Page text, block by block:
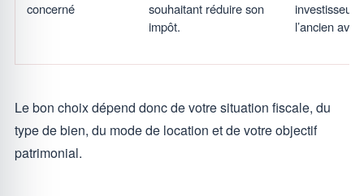
concerné
souhaitant réduire son
impôt.
investisseur
l’ancien
Le bon choix dépend donc de votre situation fiscale, du
type de bien, du mode de location et de votre objectif
patrimonial.